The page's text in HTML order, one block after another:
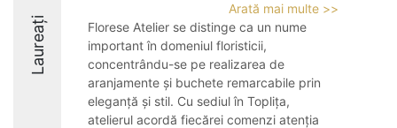
Laureați
Arată mai multe >>
Florese Atelier se distinge ca un nume
important în domeniul floristicii,
concentrându-se pe realizarea de
aranjamente și buchete remarcabile prin
eleganță și stil. Cu sediul în Toplița,
atelierul acordă fiecărei comenzi atenția